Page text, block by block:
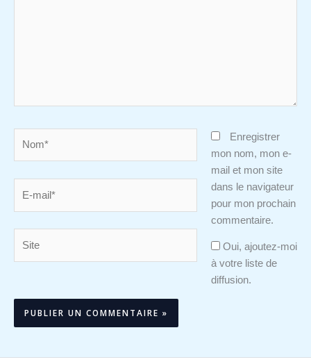
Enregistrer
mon nom, mon e-
mail et mon site
dans le navigateur
pour mon prochain
commentaire.
Oui, ajoutez-moi
à votre liste de
diffusion.